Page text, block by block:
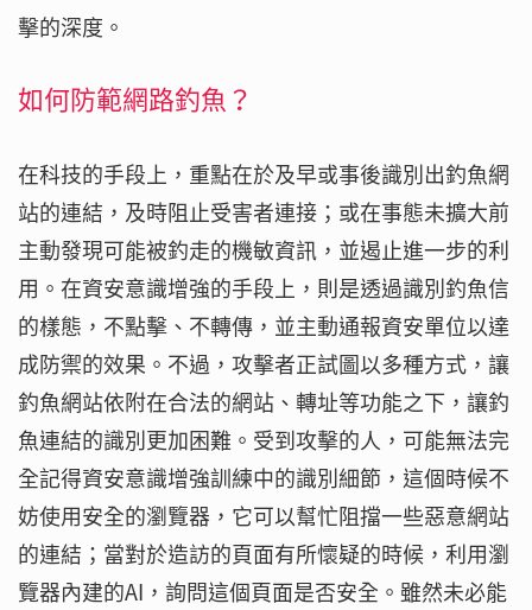
擊的深度。
如何防範網路釣魚？
在科技的手段上，重點在於及早或事後識別出釣魚網
站的連結，及時阻止受害者連接；或在事態未擴大前
主動發現可能被釣走的機敏資訊，並遏止進一步的利
用。在資安意識增強的手段上，則是透過識別釣魚信
的樣態，不點擊、不轉傳，並主動通報資安單位以達
成防禦的效果。不過，攻擊者正試圖以多種方式，讓
釣魚網站依附在合法的網站、轉址等功能之下，讓釣
魚連結的識別更加困難。受到攻擊的人，可能無法完
全記得資安意識增強訓練中的識別細節，這個時候不
妨使用安全的瀏覽器，它可以幫忙阻擋一些惡意網站
的連結；當對於造訪的頁面有所懷疑的時候，利用瀏
覽器內建的AI，詢問這個頁面是否安全。雖然未必能